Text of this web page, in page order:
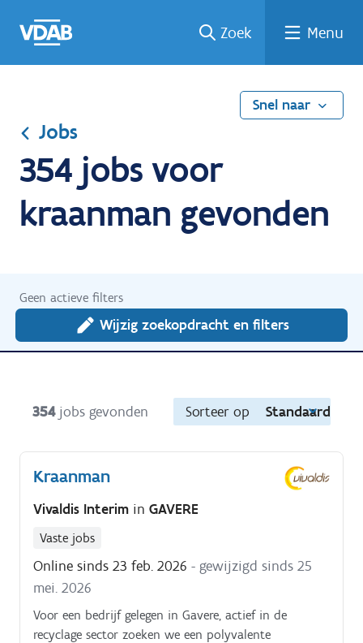
naar
een
een
job
naar
Zoek Menu
Snel naar
Jobs
354 jobs voor
kraanman gevonden
Geen actieve filters
Wijzig zoekopdracht en filters
354 jobs gevonden Sorteer op Standaard
Kraanman
Vivaldis Interim in GAVERE
Vaste jobs
Online sinds 23 feb. 2026 - gewijzigd sinds 25
mei. 2026
Voor een bedrijf gelegen in Gavere, actief in de
recyclage sector zoeken we een polyvalente